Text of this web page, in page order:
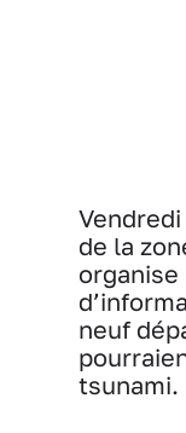
de la
neuf
tsunami.